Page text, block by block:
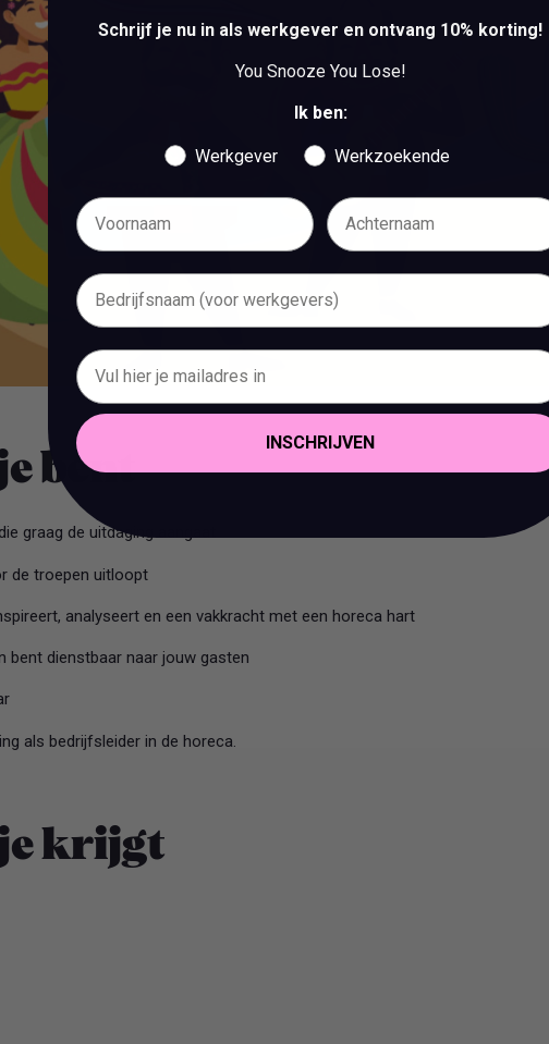
bent
graag de uitdaging aangaat
de troepen uitloopt
analyseert en een vakkracht met een horeca hart
bent dienstbaar naar jouw gasten
als bedrijfsleider in de horeca.
krijgt
Schrijf je nu in als werkgever en ontvang 10% korting!
You Snooze You Lose!
Ik ben:
Werkgever Werkzoekende
INSCHRIJVEN